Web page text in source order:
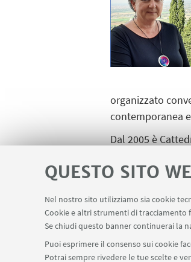
QUESTO SITO
Nel nostro sito utilizziamo sia cookie
Cookie e altri strumenti di tracciamento
Se chiudi questo banner continuerai la
Puoi esprimere il consenso sui cookie
Potrai sempre rivedere le tue scelte e
organizzato
contemporanea
Dal 2005 è
Commissione
Approfondisci